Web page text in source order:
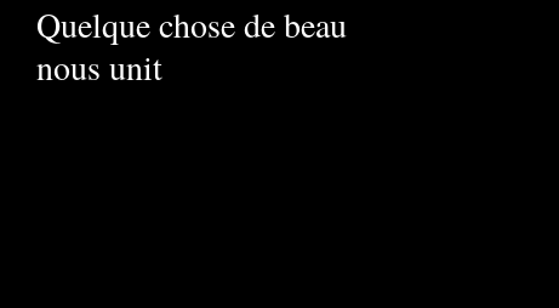
Quelque chose de beau
nous unit